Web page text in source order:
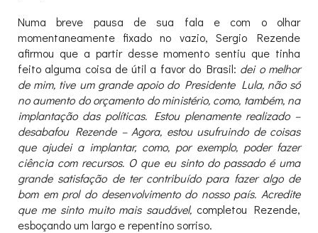
Numa breve pausa de sua fala e com o olhar
momentaneamente fixado no vazio, Sergio Rezende
afirmou que a partir desse momento sentiu que tinha
feito alguma coisa de útil a favor do Brasil: dei o melhor
de mim, tive um grande apoio do Presidente Lula, não só
no aumento do orçamento do ministério, como, também, na
implantação das políticas. Estou plenamente realizado –
desabafou Rezende – Agora, estou usufruindo de coisas
que ajudei a implantar, como, por exemplo, poder fazer
ciência com recursos. O que eu sinto do passado é uma
grande satisfação de ter contribuído para fazer algo de
bom em prol do desenvolvimento do nosso país. Acredite
que me sinto muito mais saudável, completou Rezende,
esboçando um largo e repentino sorriso.